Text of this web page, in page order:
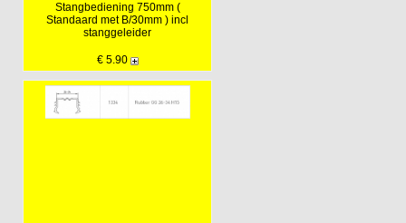
Stangbediening 750mm (
Standaard met B/30mm ) incl
stanggeleider
€ 5.90